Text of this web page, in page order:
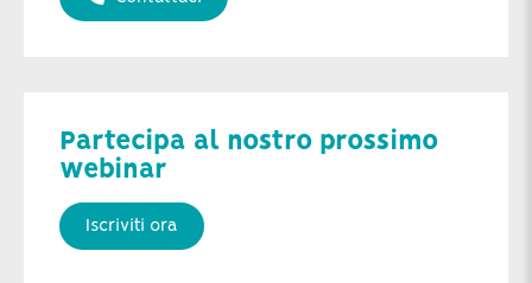
Partecipa al nostro prossimo
webinar
Iscriviti ora